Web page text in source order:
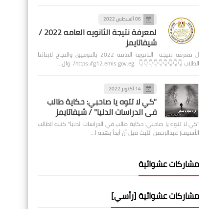
06 أغسطس 2022
لمعرفة نتيجة الثانويه العامه 2022 /
شيفاتايمز
ل معرفة نتيجة الثانويه العامه 2022 بالتوفيق والنجاح لابنائنا
الطلاب 👇👇👇👇👇👇👇👇👇 https://g12.emis.gov.eg/ وال…
14 أكتوبر 2022
"كي لا تتوه يا صاحبي: حكاية طالب
في الدراسات الدنيا" / شيفاتايمز
"كي لا تتوه يا صاحبي: حكاية طالب في الدراسات الدنيا" كتبه الطالب
الأسيف| عبدالرحمن الليث قبل أن أبدأ بهذه ا…
مشاركات عشوائية
مشاركات عشوائية [رأسي]